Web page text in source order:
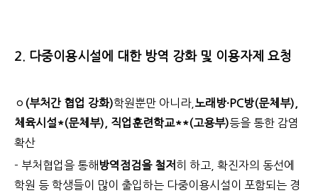
2. 다중이용시설에 대한 방역 강화 및 이용자제 요청
ㅇ (부처간 협업 강화)학원뿐만 아니라, 노래방·PC방(문체부)
체육시설*(문체부) , 직업훈련학교**(고용부)등을 통한 감염
확산
- 부처협업을 통해 방역점검을 철저 히 하고, 확진자의 동선에
학원 등 학생들이 많이 출입하는 다중이용시설이 포함되는 경